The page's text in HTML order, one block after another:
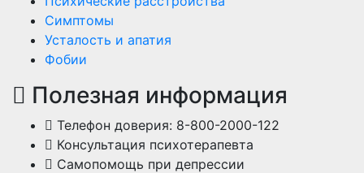
Симптомы
Усталость и апатия
Фобии
Полезная информация
Телефон доверия: 8-800-2000-122
Консультация психотерапевта
Самопомощь при депрессии